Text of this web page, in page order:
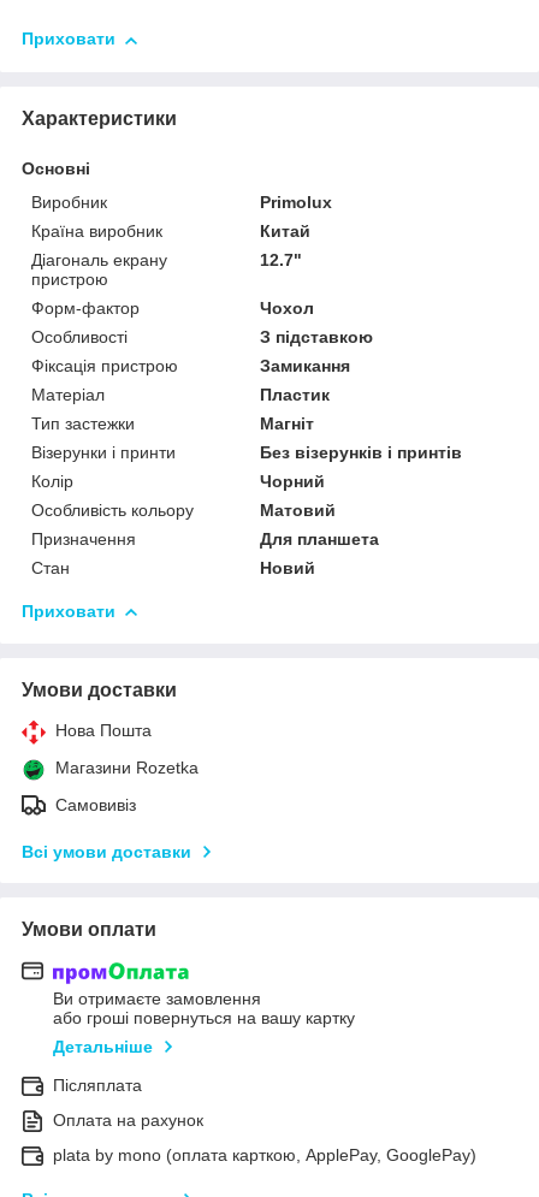
Приховати
Характеристики
Основні
Виробник
Primolux
Країна виробник
Китай
Діагональ екрану
пристрою
12.7"
Форм-фактор
Чохол
Особливості
З підставкою
Фіксація пристрою
Замикання
Матеріал
Пластик
Тип застежки
Магніт
Візерунки і принти
Без візерунків і принтів
Колір
Чорний
Особливість кольору
Матовий
Призначення
Для планшета
Стан
Новий
Приховати
Умови доставки
Нова Пошта
Магазини Rozetka
Самовивіз
Всі умови доставки
Умови оплати
Ви отримаєте замовлення
або гроші повернуться на вашу картку
Детальніше
Післяплата
Оплата на рахунок
plata by mono (оплата карткою, ApplePay, GooglePay)